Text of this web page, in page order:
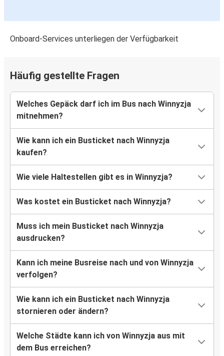
Nürnberg
Winnyzja
Stuttgart
Bremen
Winnyzja
Winnyzja
Frankfurt
Winnyzja
Essen
Winnyzja
Winnyzja
Köln
Winnyzja
Winnyzja
Nürnberg
Onboard-Services unterliegen der Verfügbarkeit
Häufig gestellte Fragen
Welches Gepäck darf ich im Bus nach Winnyzja
mitnehmen?
Wie kann ich ein Busticket nach Winnyzja
kaufen?
Wie viele Haltestellen gibt es in Winnyzja?
Was kostet ein Busticket nach Winnyzja?
Muss ich mein Busticket nach Winnyzja
ausdrucken?
Kann ich meine Busreise nach und von Winnyzja
verfolgen?
Wie kann ich ein Busticket nach Winnyzja
stornieren oder ändern?
Welche Städte kann ich von Winnyzja aus mit
dem Bus erreichen?